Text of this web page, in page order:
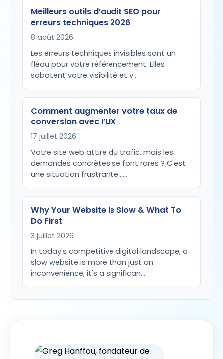
Meilleurs outils d’audit SEO pour
erreurs techniques 2026
8 août 2026
Les erreurs techniques invisibles sont un
fléau pour votre référencement. Elles
sabotent votre visibilité et v…
Comment augmenter votre taux de
conversion avec l’UX
17 juillet 2026
Votre site web attire du trafic, mais les
demandes concrètes se font rares ? C'est
une situation frustrante...…
Why Your Website Is Slow & What To
Do First
3 juillet 2026
In today's competitive digital landscape, a
slow website is more than just an
inconvenience; it's a significan…